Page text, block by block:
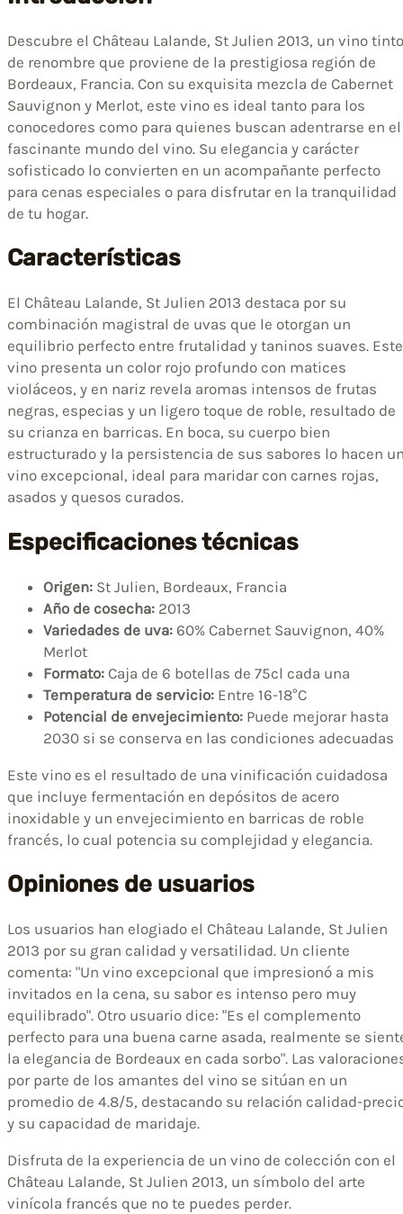
Descubre el Château Lalande, St Julien 2013, un vino tinto
de renombre que proviene de la prestigiosa región de
Bordeaux, Francia. Con su exquisita mezcla de Cabernet
Sauvignon y Merlot, este vino es ideal tanto para los
conocedores como para quienes buscan adentrarse en el
fascinante mundo del vino. Su elegancia y carácter
sofisticado lo convierten en un acompañante perfecto
para cenas especiales o para disfrutar en la tranquilidad
de tu hogar.
Características
El Château Lalande, St Julien 2013 destaca por su
combinación magistral de uvas que le otorgan un
equilibrio perfecto entre frutalidad y taninos suaves. Este
vino presenta un color rojo profundo con matices
violáceos, y en nariz revela aromas intensos de frutas
negras, especias y un ligero toque de roble, resultado de
su crianza en barricas. En boca, su cuerpo bien
estructurado y la persistencia de sus sabores lo hacen
vino excepcional, ideal para maridar con carnes rojas,
asados y quesos curados.
Especificaciones técnicas
Origen: St Julien, Bordeaux, Francia
Año de cosecha: 2013
Variedades de uva: 60% Cabernet Sauvignon, 40%
Merlot
Formato: Caja de 6 botellas de 75cl cada una
Temperatura de servicio: Entre 16-18°C
Potencial de envejecimiento: Puede mejorar hasta
2030 si se conserva en las condiciones adecuadas
Este vino es el resultado de una vinificación cuidadosa
que incluye fermentación en depósitos de acero
inoxidable y un envejecimiento en barricas de roble
francés, lo cual potencia su complejidad y elegancia.
Opiniones de usuarios
Los usuarios han elogiado el Château Lalande, St Julien
2013 por su gran calidad y versatilidad. Un cliente
comenta: "Un vino excepcional que impresionó a mis
invitados en la cena, su sabor es intenso pero muy
equilibrado". Otro usuario dice: "Es el complemento
perfecto para una buena carne asada, realmente se
la elegancia de Bordeaux en cada sorbo". Las
por parte de los amantes del vino se sitúan en un
promedio de 4.8/5, destacando su relación calidad-
y su capacidad de maridaje.
Disfruta de la experiencia de un vino de colección con el
Château Lalande, St Julien 2013, un símbolo del arte
vinícola francés que no te puedes perder.